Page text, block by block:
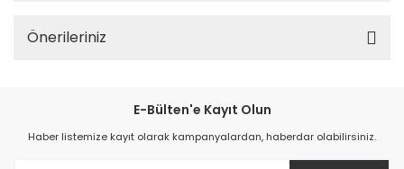
Önerileriniz
E-Bülten'e Kayıt Olun
Haber listemize kayıt olarak kampanyalardan, haberdar olabilirsiniz.